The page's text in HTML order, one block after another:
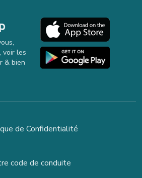
voir les
& bien
de Confidentialité
code de conduite